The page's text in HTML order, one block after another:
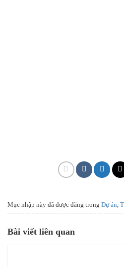
Mục nhập này đã được đăng trong Dự án
Bài viết liên quan